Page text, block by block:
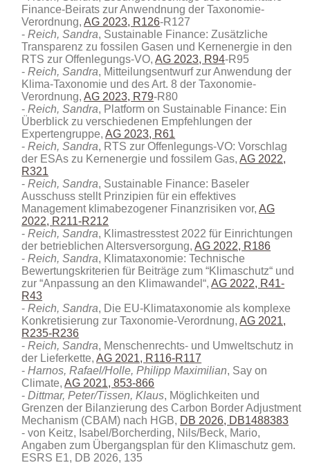
Finance-Beirats zur Anwendnung der Taxonomie-
Verordnung,AG 2023, R126-R127
Reich, Sandra, Sustainable Finance: Zusätzliche
Transparenz zu fossilen Gasen und Kernenergie in den
RTS zur Offenlegungs-VO,AG 2023, R94-R95
Reich, Sandra, Mitteilungsentwurf zur Anwendung der
Klima-Taxonomie und des Art. 8 der Taxonomie-
Verordnung,AG 2023, R79-R80
Reich, Sandra, Platform on Sustainable Finance: Ein
Überblick zu verschiedenen Empfehlungen der
Expertengruppe,AG 2023, R61
Reich, Sandra, RTS zur Offenlegungs-VO: Vorschlag
der ESAs zu Kernenergie und fossilem Gas,AG 2022,
R321
Reich, Sandra, Sustainable Finance: Baseler
Ausschuss stellt Prinzipien für ein effektives
Management klimabezogener Finanzrisiken vor,AG
2022, R211-R212
Reich, Sandra, Klimastresstest 2022 für Einrichtungen
der betrieblichen Altersversorgung,AG 2022, R186
Reich, Sandra, Klimataxonomie: Technische
Bewertungskriterien für Beiträge zum “Klimaschutz“ und
zur “Anpassung an den Klimawandel“,AG 2022, R41-
R43
Reich, Sandra, Die EU-Klimataxonomie als komplexe
Konkretisierung zur Taxonomie-Verordnung,AG 2021,
R235-R236
Reich, Sandra, Menschenrechts- und Umweltschutz in
der Lieferkette,AG 2021, R116-R117
Harnos, Rafael/Holle, Philipp Maximilian, Say on
Climate,AG 2021, 853-866
Dittmar, Peter/Tissen, Klaus, Möglichkeiten und
Grenzen der Bilanzierung des Carbon Border Adjustment
Mechanism (CBAM) nach HGB, DB 2026, DB1488383
von Keitz, Isabel/Borcherding, Nils/Beck, Mario,
Angaben zum Übergangsplan für den Klimaschutz gem.
ESRS E1, DB 2026, 135